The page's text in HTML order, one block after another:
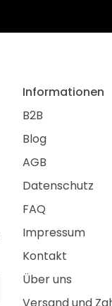
Informationen
B2B
Blog
AGB
Datenschutz
FAQ
Impressum
Kontakt
Über uns